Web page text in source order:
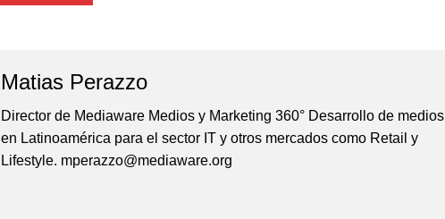
Matias Perazzo
Director de Mediaware Medios y Marketing 360° Desarrollo de medios
en Latinoamérica para el sector IT y otros mercados como Retail y
Lifestyle. mperazzo@mediaware.org